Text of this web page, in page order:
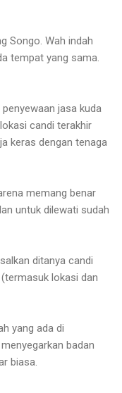
Songo. Wah indah
tempat yang sama.
jasa kuda
candi terakhir
keras dengan tenaga
memang benar
untuk dilewati sudah
ditanya candi
lokasi dan
yang ada di
badan
biasa.